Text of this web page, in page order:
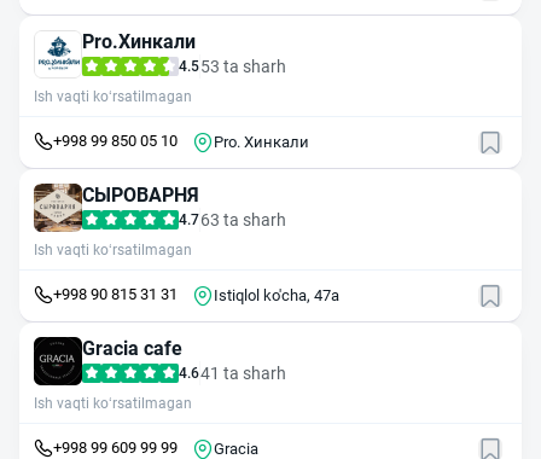
Pro.Хинкали
4.553 ta sharh
Ish vaqti ko‘rsatilmagan
+998 99 850 05 10 Pro. Хинкали
СЫРОВАРНЯ
4.763 ta sharh
Ish vaqti ko‘rsatilmagan
+998 90 815 31 31 ​Istiqlol ko'cha, 47а
Gracia cafe
4.641 ta sharh
Ish vaqti ko‘rsatilmagan
+998 99 609 99 99 Gracia